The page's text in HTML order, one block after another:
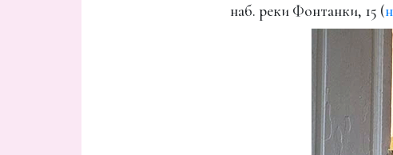
наб. реки Фонтанки, 15 (